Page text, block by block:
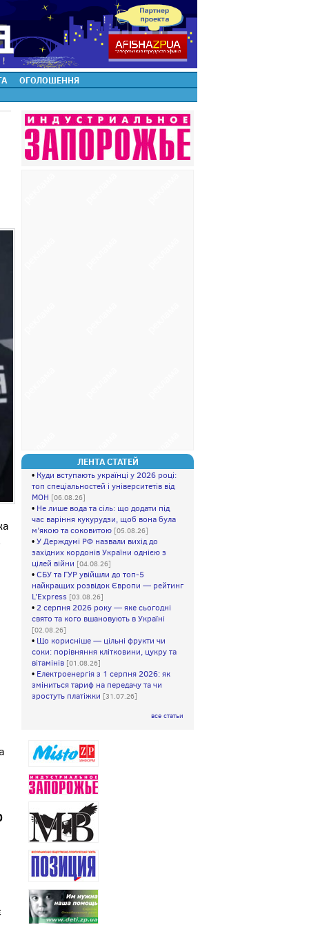
ОГОЛОШЕННЯ
ЛЕНТА СТАТЕЙ
• Куди вступають українці у 2026 році:
топ спеціальностей і університетів від
МОН [06.08.26]
• Не лише вода та сіль: що додати під
час варіння кукурудзи, щоб вона була
м’якою та соковитою [05.08.26]
•У Держдумі РФ назвали вихід до
західних кордонів України однією з
цілей війни [04.08.26]
•СБУ та ГУР увійшли до топ-5
найкращих розвідок Європи — рейтинг
L’Express [03.08.26]
•2 серпня 2026 року — яке сьогодні
свято та кого вшановують в Україні
[02.08.26]
• Що корисніше — цільні фрукти чи
соки: порівняння клітковини, цукру та
вітамінів [01.08.26]
• Електроенергія з 1 серпня 2026: як
зміниться тариф на передачу та чи
зростуть платіжки [31.07.26]
все статьи